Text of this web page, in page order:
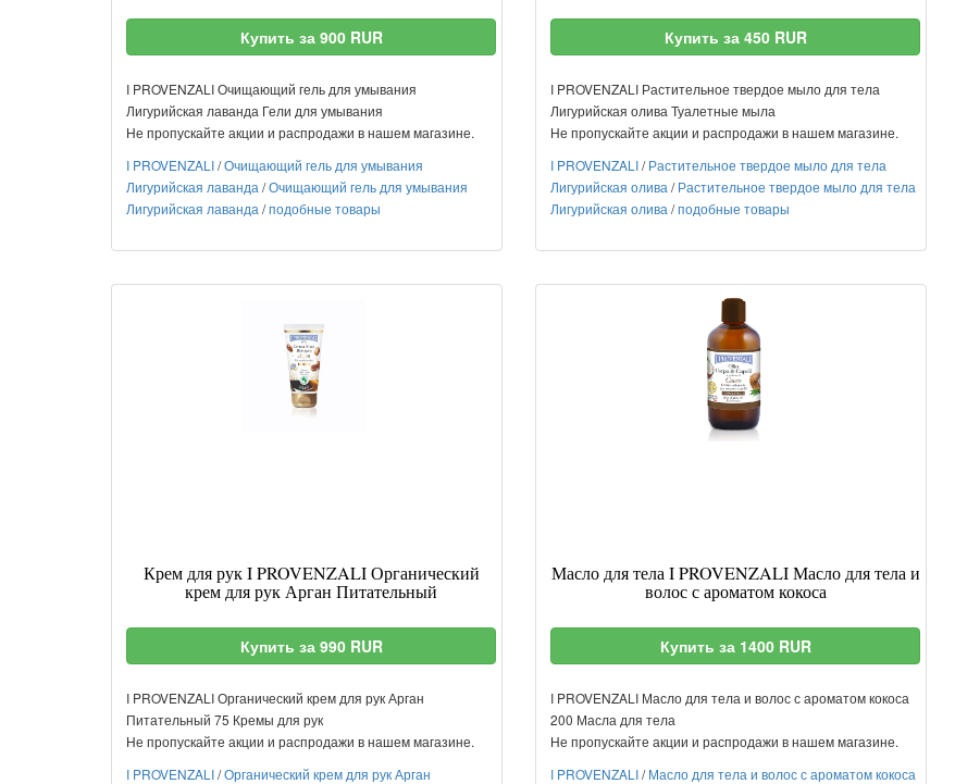
Купить за 900 RUR
I PROVENZALI Очищающий гель для умывания
Лигурийская лаванда Гели для умывания
Не пропускайте акции и распродажи в нашем магазине.
I PROVENZALI/Очищающий гель для умывания
Лигурийская лаванда /Очищающий гель для умывания
Лигурийская лаванда /подобные товары
Купить за 450 RUR
I PROVENZALI Растительное твердое мыло для тела
Лигурийская олива Туалетные мыла
Не пропускайте акции и распродажи в нашем магазине.
I PROVENZALI/Растительное твердое мыло для тела
Лигурийская олива /Растительное твердое мыло для тела
Лигурийская олива /подобные товары
Крем для рук I PROVENZALI Органический
крем для рук Арган Питательный
Купить за 990 RUR
I PROVENZALI Органический крем для рук Арган
Питательный 75 Кремы для рук
Не пропускайте акции и распродажи в нашем магазине.
I PROVENZALI/Органический крем для рук Арган
Масло для тела I PROVENZALI Масло для тела и
волос с ароматом кокоса
Купить за 1400 RUR
I PROVENZALI Масло для тела и волос с ароматом кокоса
200 Масла для тела
Не пропускайте акции и распродажи в нашем магазине.
I PROVENZALI/Масло для тела и волос с ароматом кокоса